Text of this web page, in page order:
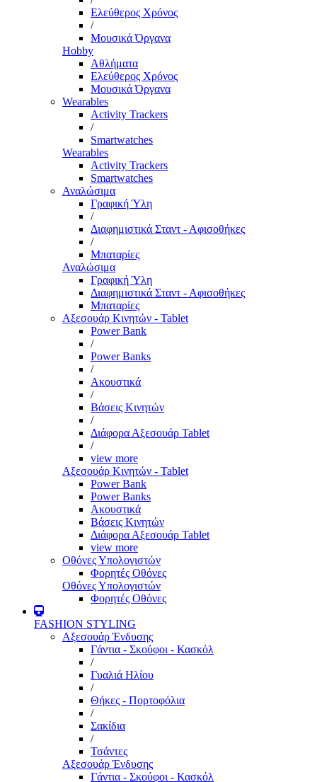
Ελεύθερος Χρόνος
/
Μουσικά Όργανα
Hobby
Αθλήματα
Ελεύθερος Χρόνος
Μουσικά Όργανα
Wearables
Activity Trackers
/
Smartwatches
Wearables
Activity Trackers
Smartwatches
Αναλώσιμα
Γραφική Ύλη
/
Διαφημιστικά Σταντ - Αφισοθήκες
/
Μπαταρίες
Αναλώσιμα
Γραφική Ύλη
Διαφημιστικά Σταντ - Αφισοθήκες
Μπαταρίες
Αξεσουάρ Κινητών - Tablet
Power Bank
/
Power Banks
/
Ακουστικά
/
Βάσεις Κινητών
/
Διάφορα Αξεσουάρ Tablet
/
view more
Αξεσουάρ Κινητών - Tablet
Power Bank
Power Banks
Ακουστικά
Βάσεις Κινητών
Διάφορα Αξεσουάρ Tablet
view more
Οθόνες Υπολογιστών
Φορητές Οθόνες
Οθόνες Υπολογιστών
Φορητές Οθόνες
FASHION STYLING
Αξεσουάρ Ένδυσης
Γάντια - Σκούφοι - Κασκόλ
/
Γυαλιά Ηλίου
/
Θήκες - Πορτοφόλια
/
Σακίδια
/
Τσάντες
Αξεσουάρ Ένδυσης
Γάντια - Σκούφοι - Κασκόλ